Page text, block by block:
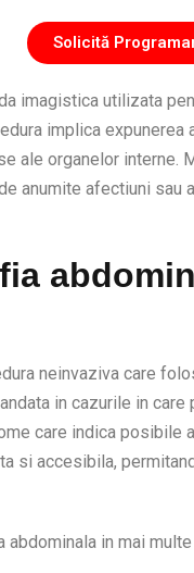
Solicită
imagistica utilizata
implica
ale organelor interne.
anumite afectiuni sau
neinvaziva care
in cazurile in
care indica posibile
si accesibila,
abdominala in mai